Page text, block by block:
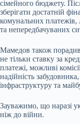
сімейного бюджету.
зберігати достатній
комунальних платежів,
та непередбачуваних
Мамедов також
не тільки ставку за
платежі, можливі
надійність
інфраструктуру та
Зауважимо, що наразі
ніж до війни.